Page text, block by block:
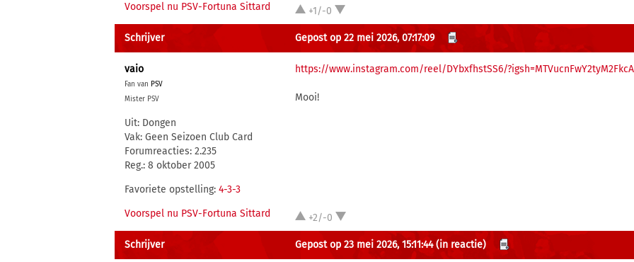
Voorspel nu PSV-Fortuna Sittard
+1/-0
Schrijver Gepost op 22 mei 2026, 07:17:09
vaio
Fan van PSV
Mister PSV
Uit: Dongen
Vak: Geen Seizoen Club Card
Forumreacties: 2.235
Reg.: 8 oktober 2005
Favoriete opstelling: 4-3-3
Voorspel nu PSV-Fortuna Sittard
https://www.instagram.com/reel/DYbxfhstSS6/
Mooi!
+2/-0
Schrijver Gepost op 23 mei 2026, 15:11:44 (in reactie)